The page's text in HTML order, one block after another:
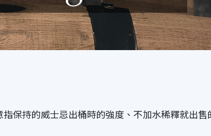
保持的威士忌出桶時的強度、不加水稀釋就出售